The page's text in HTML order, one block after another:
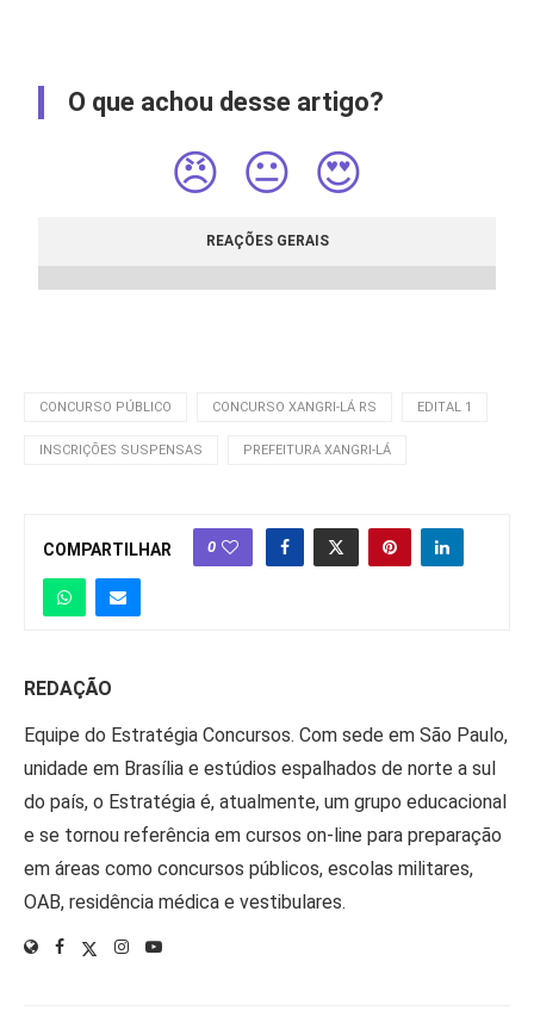
O que achou desse artigo?
😠 😐 😍
REAÇÕES GERAIS
CONCURSO PÚBLICO CONCURSO XANGRI-LÁ RS EDITAL 1
INSCRIÇÕES SUSPENSAS PREFEITURA XANGRI-LÁ
COMPARTILHAR 0
REDAÇÃO
Equipe do Estratégia Concursos. Com sede em São Paulo,
unidade em Brasília e estúdios espalhados de norte a sul
do país, o Estratégia é, atualmente, um grupo educacional
e se tornou referência em cursos on-line para preparação
em áreas como concursos públicos, escolas militares,
OAB, residência médica e vestibulares.